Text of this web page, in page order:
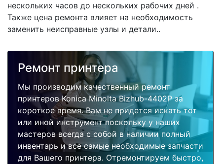
нескольких часов до нескольких рабочих дней .
Также цена ремонта влияет на необходимость
заменить неисправные узлы и детали..
Ремонт принтера
Мы производим качественный ремонт
принтеров Konica Minolta Bizhub-4402P за
короткое время. Вам не придется искать тот
или иной инструмент поскольку у наших
мастеров всегда с собой в наличии полный
инвентарь и все самые необходимые запчасти
для Вашего принтера. Отремонтируем быстро,